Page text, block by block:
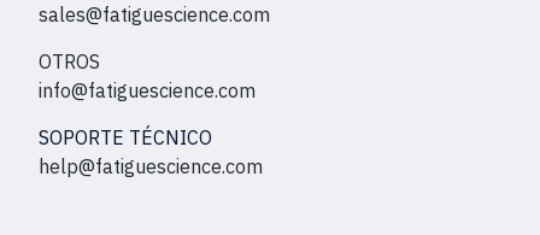
sales@fatiguescience.com
OTROS
info@fatiguescience.com
SOPORTE TÉCNICO
help@fatiguescience.com